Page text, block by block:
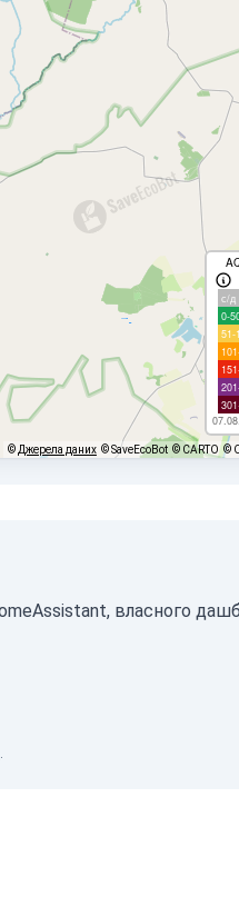
с/д
0-
51-
© Джерела даних © SaveEcoBot © CARTO ©
власного
.